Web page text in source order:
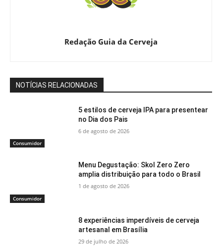
Redação Guia da Cerveja
NOTÍCIAS RELACIONADAS
Consumidor
5 estilos de cerveja IPA para presentear
no Dia dos Pais
6 de agosto de 2026
Consumidor
Menu Degustação: Skol Zero Zero
amplia distribuição para todo o Brasil
1 de agosto de 2026
8 experiências imperdíveis de cerveja
artesanal em Brasília
29 de julho de 2026